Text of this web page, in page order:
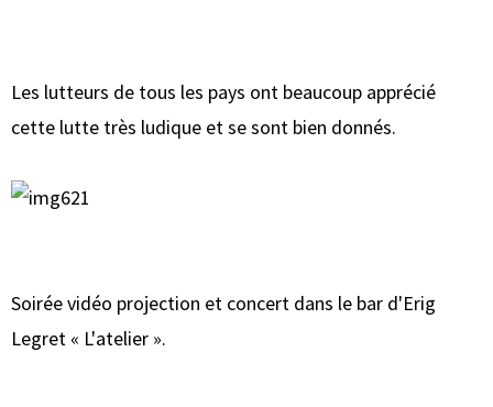
Les lutteurs de tous les pays ont beaucoup apprécié
cette lutte très ludique et se sont bien donnés.
Soirée vidéo projection et concert dans le bar d'Erig
Legret « L'atelier ».